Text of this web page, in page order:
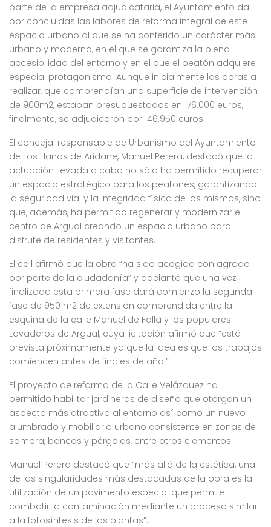
parte de la empresa adjudicataria, el Ayuntamiento da
por concluidas las labores de reforma integral de este
espacio urbano al que se ha conferido un carácter más
urbano y moderno, en el que se garantiza la plena
accesibilidad del entorno y en el que el peatón adquiere
especial protagonismo. Aunque inicialmente las obras a
realizar, que comprendían una superficie de intervención
de 900m2, estaban presupuestadas en 176.000 euros,
finalmente, se adjudicaron por 146.950 euros.
El concejal responsable de Urbanismo del Ayuntamiento
de Los Llanos de Aridane, Manuel Perera, destacó que la
actuación llevada a cabo no sólo ha permitido recuperar
un espacio estratégico para los peatones, garantizando
la seguridad vial y la integridad física de los mismos, sino
que, además, ha permitido regenerar y modernizar el
centro de Argual creando un espacio urbano para
disfrute de residentes y visitantes.
El edil afirmó que la obra “ha sido acogida con agrado
por parte de la ciudadanía” y adelantó que una vez
finalizada esta primera fase dará comienzo la segunda
fase de 950 m2 de extensión comprendida entre la
esquina de la calle Manuel de Falla y los populares
Lavaderos de Argual, cuya licitación afirmó que “está
prevista próximamente ya que la idea es que los trabajos
comiencen antes de finales de año.”
El proyecto de reforma de la Calle Velázquez ha
permitido habilitar jardineras de diseño que otorgan un
aspecto más atractivo al entorno así como un nuevo
alumbrado y mobiliario urbano consistente en zonas de
sombra, bancos y pérgolas, entre otros elementos.
Manuel Perera destacó que “más allá de la estética, una
de las singularidades más destacadas de la obra es la
utilización de un pavimento especial que permite
combatir la contaminación mediante un proceso similar
a la fotosíntesis de las plantas”.